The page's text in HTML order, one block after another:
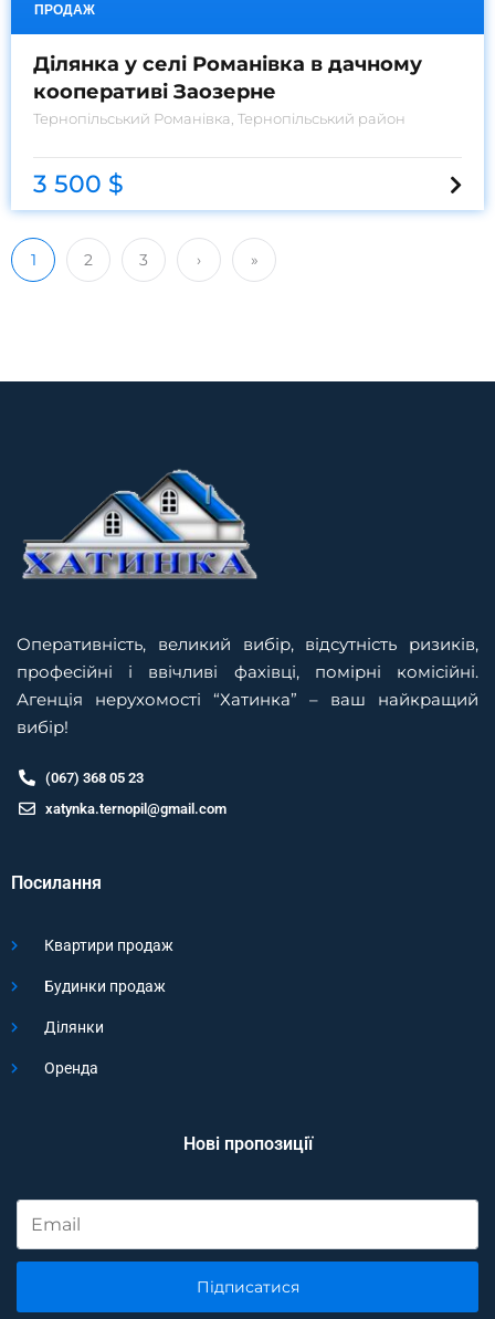
ПРОДАЖ
Ділянка у селі Романівка в дачному
кооперативі Заозерне
Тернопільський Романівка, Тернопільський район
3 500 $
1 2 3 › »
Оперативність, великий вибір, відсутність ризиків,
професійні і ввічливі фахівці, помірні комісійні.
Агенція нерухомості “Хатинка” – ваш найкращий
вибір!
(067) 368 05 23
xatynka.ternopil@gmail.com
Посилання
Квартири продаж
Будинки продаж
Ділянки
Оренда
Нові пропозиції
Підписатися